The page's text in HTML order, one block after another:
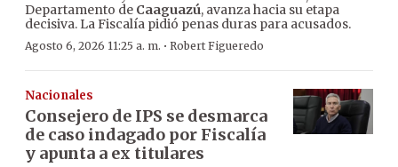
Departamento de Caaguazú, avanza hacia su etapa
decisiva. La Fiscalía pidió penas duras para acusados.
Agosto 6, 2026 11:25 a. m. · Robert Figueredo
Nacionales
Consejero de IPS se desmarca
de caso indagado por Fiscalía
y apunta a ex titulares